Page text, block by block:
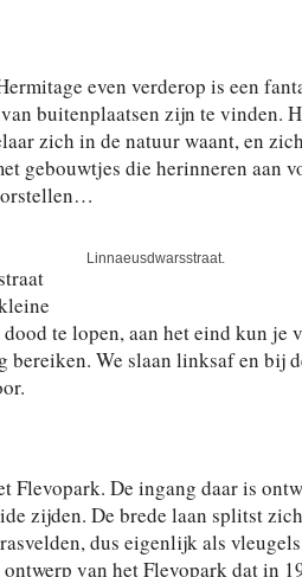
even verderop is een
buitenplaatsen zijn te vinden.
zich in de natuur waant, en
gebouwtjes die herinneren aan
Linnaeusdwarsstraat.
te lopen, aan het eind kun je
bereiken. We slaan linksaf en bij
Flevopark. De ingang daar is
zijden. De brede laan splitst
dus eigenlijk als
van het Flevopark dat in